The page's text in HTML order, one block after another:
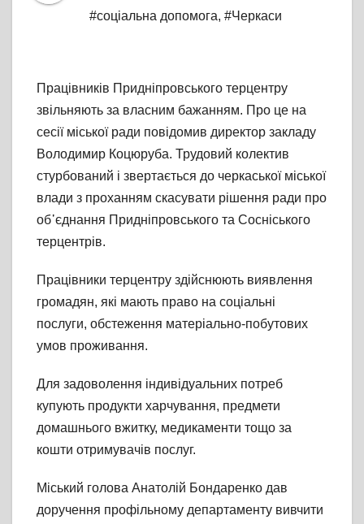
#соціальна допомога, #Черкаси
Працівників Придніпровського терцентру
звільняють за власним бажанням. Про це на
сесії міської ради повідомив директор закладу
Володимир Коцюруба. Трудовий колектив
стурбований і звертається до черкаської міської
влади з проханням скасувати рішення ради про
об᾽єднання Придніпровського та Сосніського
терцентрів.
Працівники терцентру здійснюють виявлення
громадян, які мають право на соціальні
послуги, обстеження матеріально-побутових
умов проживання.
Для задоволення індивідуальних потреб
купують продукти харчування, предмети
домашнього вжитку, медикаменти тощо за
кошти отримувачів послуг.
Міський голова Анатолій Бондаренко дав
доручення профільному департаменту вивчити